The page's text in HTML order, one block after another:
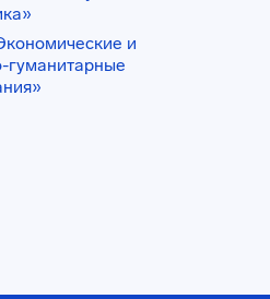
и
гуманитарные